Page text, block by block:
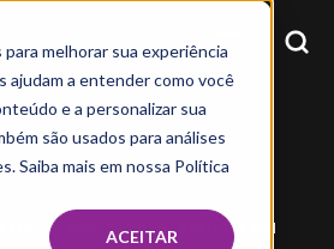
melhorar sua experiência
ajudam a entender como você
e a personalizar sua
são usados para análises
Saiba mais em nossa Política
ACEITAR
JUN 3, 2019, 6:30:26 PM